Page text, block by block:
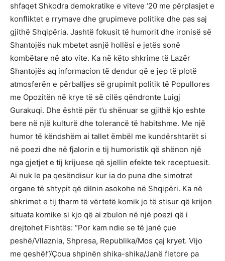
shfaqet Shkodra demokratike e viteve ‘20 me përplasjet e
konfliktet e rrymave dhe grupimeve politike dhe pas saj
gjithë Shqipëria. Jashtë fokusit të humorit dhe ironisë së
Shantojës nuk mbetet asnjë hollësi e jetës sonë
kombëtare në ato vite. Ka në këto shkrime të Lazër
Shantojës aq informacion të dendur që e jep të plotë
atmosferën e përballjes së grupimit politik të Popullores
me Opozitën në krye të së cilës qëndronte Luigj
Gurakuqi. Dhe është për t’u shënuar se gjithë kjo eshte
bere në një kulturë dhe tolerancë të habitshme. Me një
humor të këndshëm ai tallet ëmbël me kundërshtarët si
në poezi dhe në fjalorin e tij humoristik që shënon një
nga gjetjet e tij krijuese që sjellin efekte tek receptuesit.
Ai nuk le pa qesëndisur kur ia do puna dhe simotrat
organe të shtypit që dilnin asokohe në Shqipëri. Ka në
shkrimet e tij tharm të vërtetë komik jo të stisur që krijon
situata komike si kjo që ai zbulon në një poezi që i
drejtohet Fishtës: “Por kam ndie se të janë çue
peshë/Vllaznia, Shpresa, Republika/Mos çaj kryet. Vijo
me qeshë!”/Çoua shpinën shika-shika/Janë fletore pa